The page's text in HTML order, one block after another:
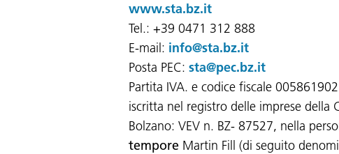
www.sta.bz.it
Tel.: +39 0471 312 888
E-mail: info@sta.bz.it
Posta PEC: sta@pec.bz.it
Partita IVA. e codice fiscale
iscritta nel registro delle imprese della
Bolzano: VEV n. BZ- 87527, nella
tempore Martin Fill (di seguito